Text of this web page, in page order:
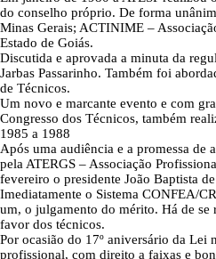
do conselho próprio. De forma
Minas Gerais; ACTINIME –
Estado de Goiás.
Discutida e aprovada a minuta da
Jarbas Passarinho. Também foi
de Técnicos.
Um novo e marcante evento e com
Congresso dos Técnicos, também
1985 a 1988
Após uma audiência e a promessa
pela ATERGS – Associação
fevereiro o presidente João Baptista
Imediatamente o Sistema CONFEA/
um, o julgamento do mérito. Há de se
favor dos técnicos.
Por ocasião do 17º aniversário da Lei
profissional, com direito a faixas e